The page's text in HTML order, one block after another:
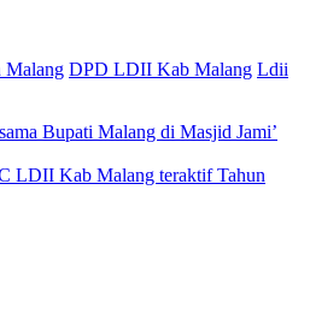
Malang DPD LDII Kab Malang Ldii
Bupati Malang di Masjid Jami’
LDII Kab Malang teraktif Tahun